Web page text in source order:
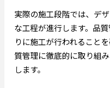
実際の施工段階では、デ
な工程が進行します。品
りに施工が行われること
質管理に徹底的に取り組
します。